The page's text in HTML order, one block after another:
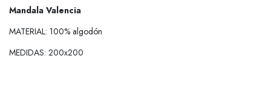
Mandala Valencia
MATERIAL: 100% algodón
MEDIDAS: 200x200